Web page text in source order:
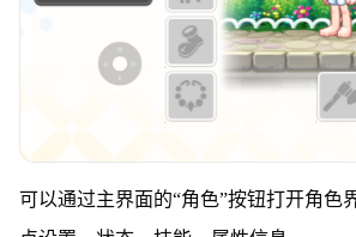
可以通过主界面的“角色”按钮打开角色